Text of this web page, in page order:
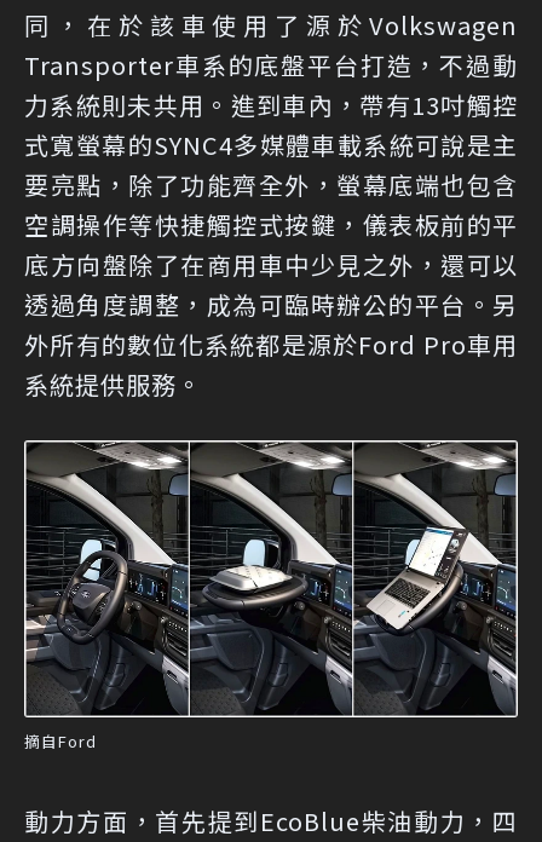
同，在於該車使用了源於Volkswagen
Transporter車系的底盤平台打造，不過動
力系統則未共用。進到車內，帶有13吋觸控
式寬螢幕的SYNC4多媒體車載系統可說是主
要亮點，除了功能齊全外，螢幕底端也包含
空調操作等快捷觸控式按鍵，儀表板前的平
底方向盤除了在商用車中少見之外，還可以
透過角度調整，成為可臨時辦公的平台。另
外所有的數位化系統都是源於Ford Pro車用
系統提供服務。
摘自Ford
動力方面，首先提到EcoBlue柴油動力，四